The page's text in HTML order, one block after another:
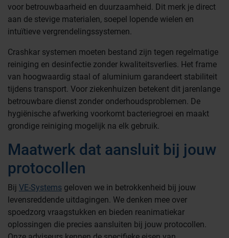
voor betrouwbaarheid en duurzaamheid. Dit merk je direct
aan de stevige materialen, soepel lopende wielen en
intuïtieve vergrendelingssystemen.
Crashkar systemen moeten bestand zijn tegen regelmatige
reiniging en desinfectie zonder kwaliteitsverlies. Het frame
van hoogwaardig staal of aluminium garandeert stabiliteit
tijdens transport. Voor ziekenhuizen betekent dit jarenlange
betrouwbare dienst zonder onderhoudsproblemen. De
hygiënische afwerking voorkomt bacteriegroei en maakt
grondige reiniging mogelijk na elk gebruik.
Maatwerk dat aansluit bij jouw
protocollen
Bij VE-Systems geloven we in betrokkenheid bij jouw
levensreddende uitdagingen. We denken mee over
spoedzorg vraagstukken en bieden reanimatiekar
oplossingen die precies aansluiten bij jouw protocollen.